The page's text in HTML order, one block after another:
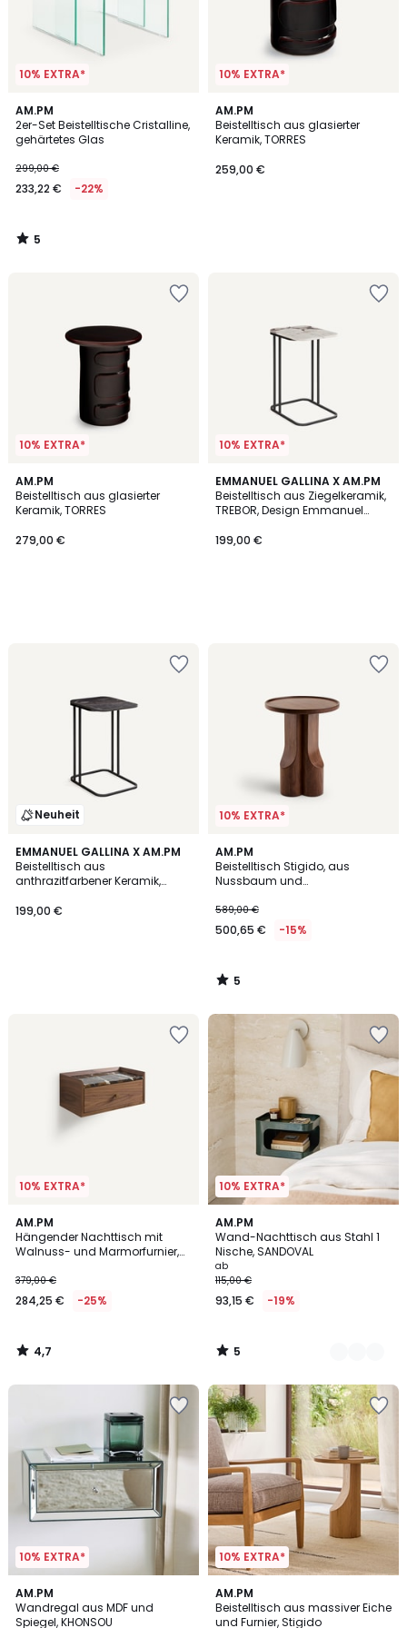
10% EXTRA*
AM.PM
2er-Set Beistelltische Cristalline,
gehärtetes Glas
299,00 €
233,22 € -22%
5
/
5
5
/
10% EXTRA*
AM.PM
Beistelltisch aus glasierter
Keramik, TORRES
259,00 €
10% EXTRA*
AM.PM
Beistelltisch aus glasierter
Keramik, TORRES
279,00 €
10% EXTRA*
EMMANUEL GALLINA X AM.PM
Beistelltisch aus Ziegelkeramik,
TREBOR, Design Emmanuel
199,00 €
Neuheit
EMMANUEL GALLINA X AM.PM
Beistelltisch aus
anthrazitfarbener Keramik,
Gallina
199,00 €
10% EXTRA*
AM.PM
Beistelltisch Stigido, aus
Nussbaum und
589,00 €
500,65 € -15%
5
/
5
5
/
10% EXTRA*
AM.PM
Hängender Nachttisch mit
Walnuss- und Marmorfurnier,
379,00 €
284,25 € -25%
4,7
/ 5
4,7
/
10% EXTRA*
AM.PM
Wand-Nachttisch aus Stahl 1
Nische, SANDOVAL
ab
115,00 €
93,15 € -19%
5
/
5
3
Farben
5
/
10% EXTRA*
AM.PM
Wandregal aus MDF und
Spiegel, KHONSOU
10% EXTRA*
AM.PM
Beistelltisch aus massiver Eiche
und Furnier, Stigido
5
/
5